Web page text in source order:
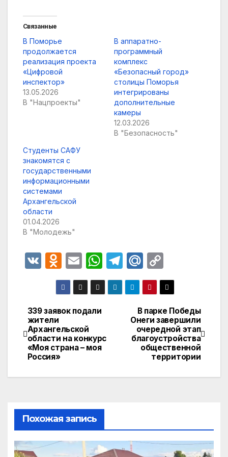
Связанные
В Поморье
продолжается
реализация проекта
«Цифровой
инспектор»
13.05.2026
В "Нацпроекты"
В аппаратно-
программный
комплекс
«Безопасный город»
столицы Поморья
интегрированы
дополнительные
камеры
12.03.2026
В "Безопасность"
Студенты САФУ
знакомятся с
государственными
информационными
системами
Архангельской
области
01.04.2026
В "Молодежь"
V
O
d
n
o
kl
a
s
s
ki
E
m
ail
W
h
at
p
T
el
e
gr
a
m
M
ail
.R
u
o
p
y
Li
n
k
Навигация
по
записям
В парке Победы
Онеги завершили
очередной этап
благоустройства
общественной
территории
339 заявок подали
жители
Архангельской
области на конкурс
«Моя страна – моя
Россия»
Похожая запись